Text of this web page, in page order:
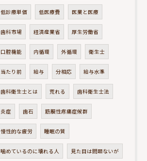
低診療単価 低医療費 医業と医療
歯科市場 経済産業省 厚生労働省
口腔機能 内循環 外循環 衛生士
当たり前 給与 分相応 給与水準
歯科衛生士とは 荒れる 歯科衛生士法
炎症 歯石 筋膜性疼痛症候群
慢性的な疲労 睡眠の質
噛めているのに壊れる人 見た目は問題ないが